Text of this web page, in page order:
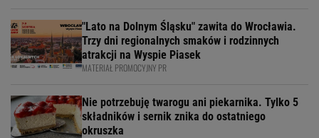
"Lato na Dolnym Śląsku" zawita do Wrocławia.
Trzy dni regionalnych smaków i rodzinnych
atrakcji na Wyspie Piasek
MATERIAŁ PROMOCYJNY PR
Nie potrzebuję twarogu ani piekarnika. Tylko 5
składników i sernik znika do ostatniego
okruszka